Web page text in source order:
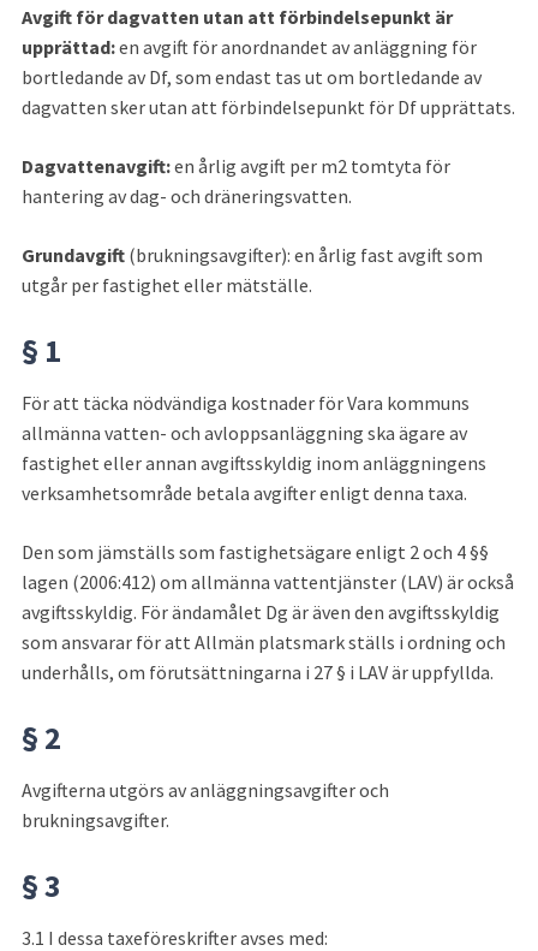
Avgift för dagvatten utan att förbindelsepunkt är
upprättad: en avgift för anordnandet av anläggning för
bortledande av Df, som endast tas ut om bortledande av
dagvatten sker utan att förbindelsepunkt för Df upprättats.
Dagvattenavgift: en årlig avgift per m2 tomtyta för
hantering av dag- och dräneringsvatten.
Grundavgift (brukningsavgifter): en årlig fast avgift som
utgår per fastighet eller mätställe.
§ 1
För att täcka nödvändiga kostnader för Vara kommuns
allmänna vatten- och avloppsanläggning ska ägare av
fastighet eller annan avgiftsskyldig inom anläggningens
verksamhetsområde betala avgifter enligt denna taxa.
Den som jämställs som fastighetsägare enligt 2 och 4 §§
lagen (2006:412) om allmänna vattentjänster (LAV) är också
avgiftsskyldig. För ändamålet Dg är även den avgiftsskyldig
som ansvarar för att Allmän platsmark ställs i ordning och
underhålls, om förutsättningarna i 27 § i LAV är uppfyllda.
§ 2
Avgifterna utgörs av anläggningsavgifter och
brukningsavgifter.
§ 3
3.1 I dessa taxeföreskrifter avses med: